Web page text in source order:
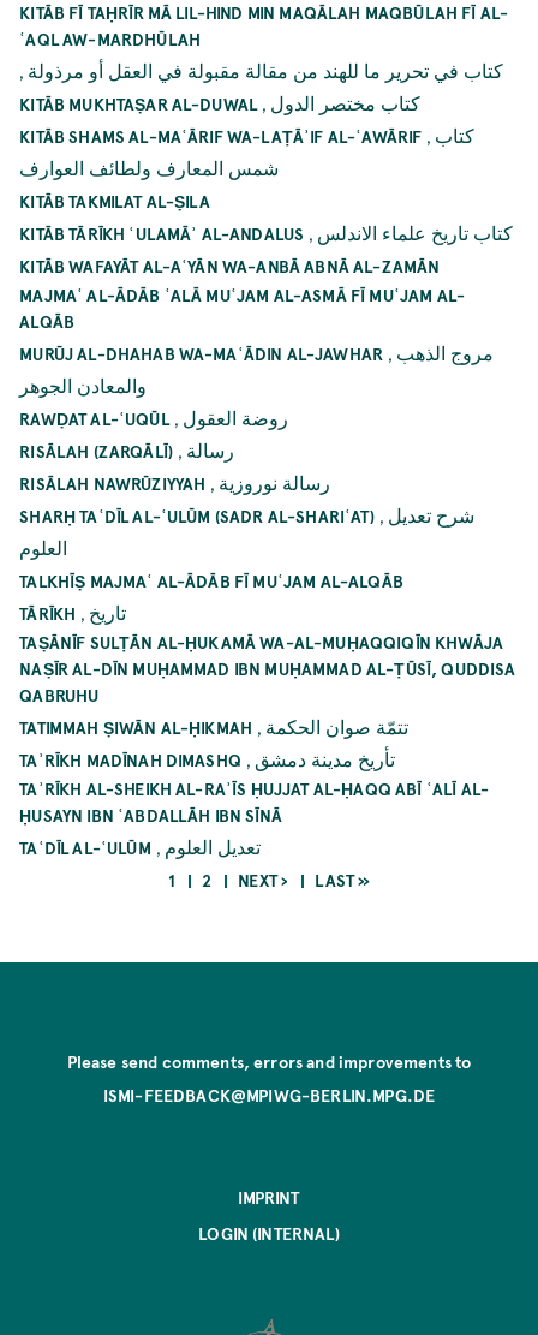
KITĀB FĪ TAḤRĪR MĀ LIL-HIND MIN MAQĀLAH MAQBŪLAH FĪ AL-
ʿAQL AW-MARDHŪLAH
, كتاب في تحرير ما للهند من مقالة مقبولة في العقل أو مرذولة
KITĀB MUKHTAṢAR AL-DUWAL, کتاب مختصر الدول
KITĀB SHAMS AL-MAʿĀRIF WA-LAṬĀʾIF AL-ʿAWĀRIF , كتاب
شمس المعارف ولطائف العوارف
KITĀB TAKMILAT AL-ṢILA
KITĀB TĀRĪKH ʿULAMĀʾ AL-ANDALUS , كتاب تاريخ علماء الاندلس
KITĀB WAFAYĀT AL-AʿYĀN WA-ANBĀ ABNĀ AL-ZAMĀN
MAJMAʿ AL-ĀDĀB ʿALĀ MUʿJAM AL-ASMĀ FĪ MUʿJAM AL-
ALQĀB
MURŪJ AL-DHAHAB WA-MAʿĀDIN AL-JAWHAR , مروج الذهب
والمعادن الجوهر
RAWḌAT AL-ʿUQŪL, روضة العقول
RISĀLAH (ZARQĀLĪ) , رسالة
RISĀLAH NAWRŪZIYYAH , رسالة نوروزية
SHARḤ TAʿDĪL AL-ʿULŪM (SADR AL-SHARIʿAT), شرح تعديل
العلوم
TALKHĪṢ MAJMAʿ AL-ĀDĀB FĪ MUʿJAM AL-ALQĀB
TĀRĪKH , تاريخ
TAṢĀNĪF SULṬĀN AL-ḤUKAMĀ WA-AL-MUḤAQQIQĪN KHWĀJA
NAṢĪR AL-DĪN MUḤAMMAD IBN MUḤAMMAD AL-ṬŪSĪ, QUDDISA
QABRUHU
TATIMMAH ṢIWĀN AL-ḤIKMAH , تتمّة صوان الحكمة
TAʾRĪKH MADĪNAH DIMASHQ , تأريخ مدينة دمشق
TAʾRĪKH AL-SHEIKH AL-RAʾĪS ḤUJJAT AL-ḤAQQ ABĪ ʿALĪ AL-
ḤUSAYN IBN ʿABDALLĀH IBN SĪNĀ
TAʿDĪL AL-ʿULŪM , تعديل العلوم
CURRENT
1 PAGE
2
NEXT
NEXT ›
LAST
LAST »
Please send comments, errors and improvements to
ISMI-FEEDBACK@MPIWG-BERLIN.MPG.DE
IMPRINT
LOGIN (INTERNAL)